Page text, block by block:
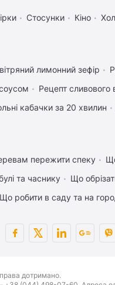
Стосунки Кіно
лимонний зефір
Рецепт сливового
кабачки за 20 хвилин
пережити спеку
та часнику
Що
Що робити в саду та на
дотримано.